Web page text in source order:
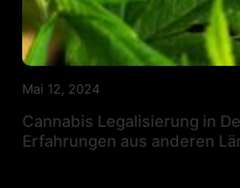
Mai 12, 2024
Cannabis Legalisierung in
Erfahrungen aus anderen